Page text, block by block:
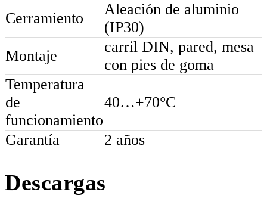
Cerramiento
Aleación de aluminio
(IP30)
Montaje
carril DIN, pared, mesa
con pies de goma
Temperatura
de
funcionamiento
40…+70°C
Garantía 2 años
Descargas